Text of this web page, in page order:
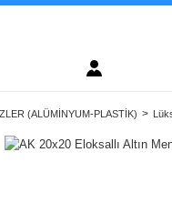
(ALÜMİNYUM-PLASTİK)